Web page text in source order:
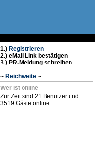
1.) Registrieren
2.) eMail Link bestätigen
3.) PR-Meldung schreiben
~ Reichweite ~
Wer ist online
Zur Zeit sind 21 Benutzer und
3519 Gäste online.